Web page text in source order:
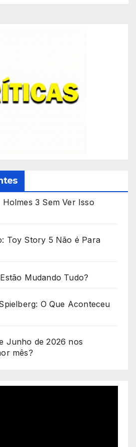
3 Sem Ver Isso
Toy Story 5 Não é Para
Mudando Tudo?
O Que Aconteceu
Junho de 2026 nos
mês?